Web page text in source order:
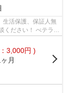
生活保護、保証人無
ださい！ べテラン
3,000円 )
月